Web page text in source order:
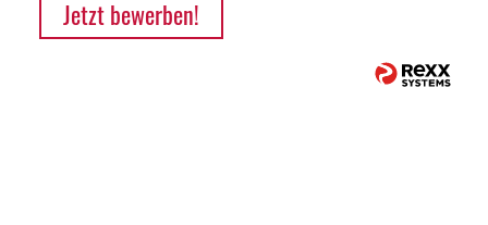
Jetzt bewerben!